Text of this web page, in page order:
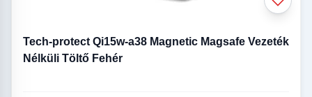
Tech-protect Qi15w-a38 Magnetic Magsafe Vezeték
Nélküli Töltő Fehér